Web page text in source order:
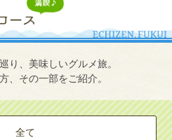
り、美味しいグルメ旅。
、その一部をご紹介。
全て